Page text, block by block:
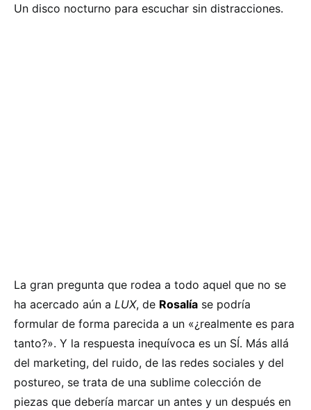
Un disco nocturno para escuchar sin distracciones.
La gran pregunta que rodea a todo aquel que no se
ha acercado aún a LUX, de Rosalía se podría
formular de forma parecida a un «¿realmente es para
tanto?». Y la respuesta inequívoca es un SÍ. Más allá
del marketing, del ruido, de las redes sociales y del
postureo, se trata de una sublime colección de
piezas que debería marcar un antes y un después en